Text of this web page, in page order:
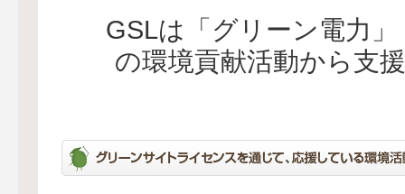
GSLは「グリーン電力
の環境貢献活動から支